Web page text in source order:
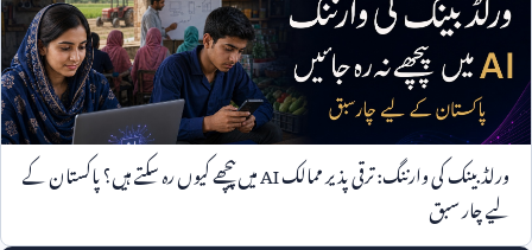
ورلڈ بینک کی وارننگ: ترقی پذیر ممالکAIمیں پیچھے کیوں رہ سکتے ہیں؟ پاکستان کے
لیے چار سبق